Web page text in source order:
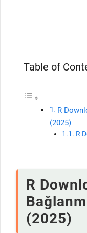
Table of
R
(2025)
R
R
(2025)